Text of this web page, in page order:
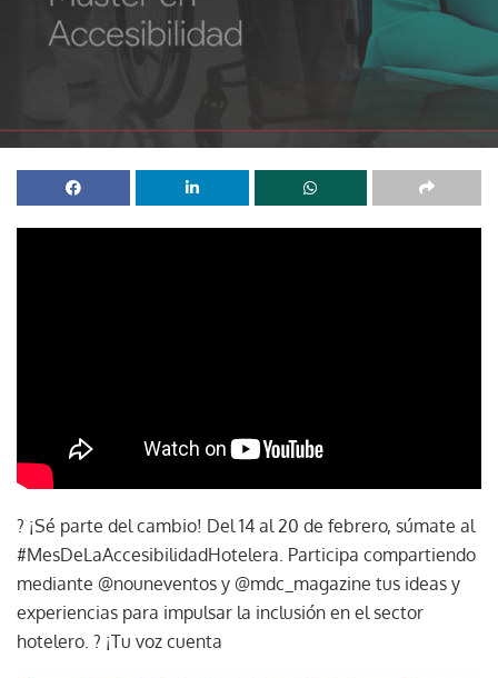
? ¡Sé parte del cambio! Del 14 al 20 de febrero, súmate al
#MesDeLaAccesibilidadHotelera. Participa compartiendo
mediante @nouneventos y @mdc_magazine tus ideas y
experiencias para impulsar la inclusión en el sector
hotelero. ? ¡Tu voz cuenta